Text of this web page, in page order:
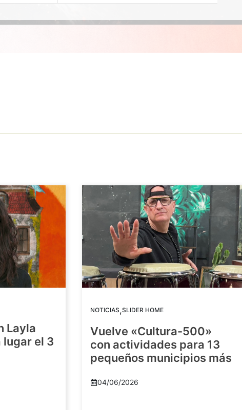
Layla
el 3
NOTICIAS,SLIDER HOME
Vuelve «Cultura-500»
con actividades para 13
pequeños municipios más
04/06/2026